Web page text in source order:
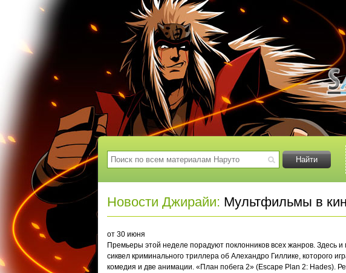
Новости Джирайи: Мультфильмы в
от 30 июня
Премьеры этой неделе порадуют поклонников всех жанров. Здесь
сиквел криминального триллера об Алехандро Гиллике, которого
комедия и две анимации. «План побега 2» (Escape Plan 2: Hades).